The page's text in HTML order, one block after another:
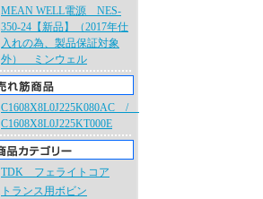
MEAN WELL電源 NES-
350-24【新品】（2017年仕
入れの為、製品保証対象
外） ミンウェル
C1608X8L0J225K080AC /
C1608X8L0J225KT000E
TDK フェライトコア
トランス用ボビン